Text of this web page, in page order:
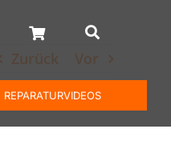
REPARATURVIDEOS
Zurück Vor